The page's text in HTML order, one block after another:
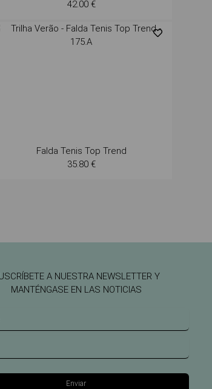
42.00 €
Falda Tenis Top Trend
35.80 €
A NUESTRA NEWSLETTER Y
MANTÉNGASE EN LAS NOTICIAS
Enviar